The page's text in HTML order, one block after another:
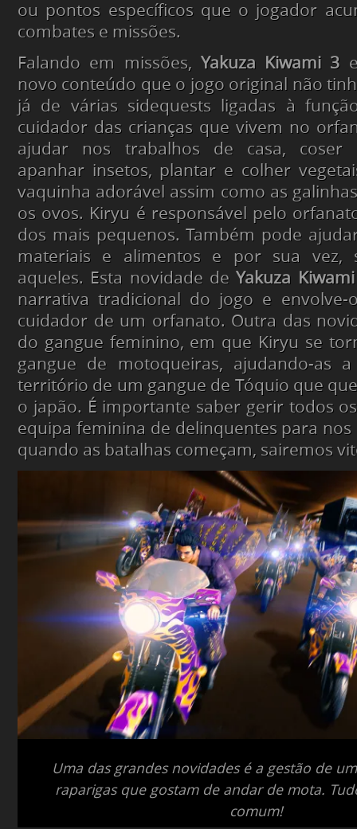
ou pontos específicos que o jogador
combates e missões.
Falando em missões, Yakuza Kiwami 3
novo conteúdo que o jogo original não
já de várias sidequests ligadas à
cuidador das crianças que vivem no
ajudar nos trabalhos de casa, coser
apanhar insetos, plantar e colher
vaquinha adorável assim como as
os ovos. Kiryu é responsável pelo
dos mais pequenos. Também pode
materiais e alimentos e por sua vez,
aqueles. Esta novidade deYakuza
narrativa tradicional do jogo e
cuidador de um orfanato. Outra das
do gangue feminino, em que Kiryu se
gangue de motoqueiras, ajudando-as
território de um gangue de Tóquio que
o japão. É importante saber gerir todos
equipa feminina de delinquentes para
quando as batalhas começam, sairemos
Uma das grandes novidades é a gestão de
raparigas que gostam de andar de mota.
comum!